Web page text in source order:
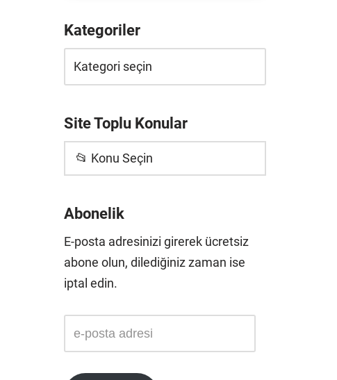
Kategoriler
Site Toplu Konular
📂 Konu Seçin
Abonelik
E-posta adresinizi girerek ücretsiz
abone olun, dilediğiniz zaman ise
iptal edin.